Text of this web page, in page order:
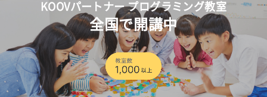
KOOVパートナー プログラミング教室
全国で開講中